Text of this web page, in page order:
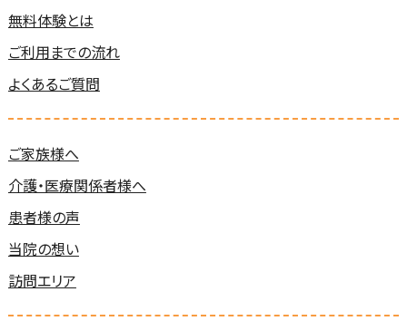
無料体験とは
ご利用までの流れ
よくあるご質問
ご家族様へ
介護・医療関係者様へ
患者様の声
当院の想い
訪問エリア